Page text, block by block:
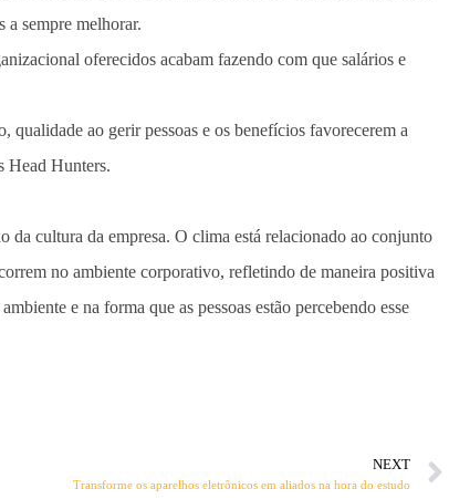
a sempre melhorar.
oferecidos acabam fazendo com que salários e
ao gerir pessoas e os benefícios favorecerem a
Head Hunters.
cultura da empresa. O clima está relacionado ao conjunto
no ambiente corporativo, refletindo de maneira positiva
e na forma que as pessoas estão percebendo esse
NEXT
Transforme os aparelhos eletrônicos em aliados na hora do estudo